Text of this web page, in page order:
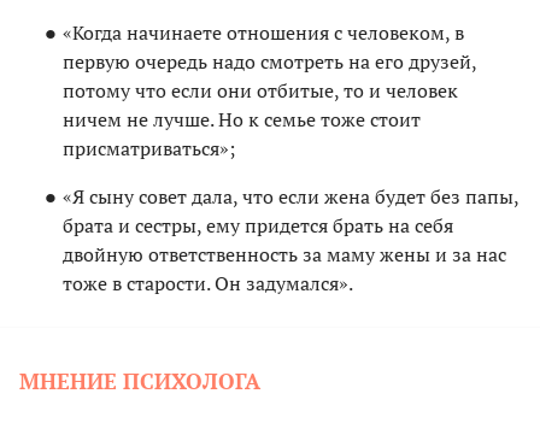
«Когда начинаете отношения с человеком, в
первую очередь надо смотреть на его друзей,
потому что если они отбитые, то и человек
ничем не лучше. Но к семье тоже стоит
присматриваться»;
«Я сыну совет дала, что если жена будет без папы,
брата и сестры, ему придется брать на себя
двойную ответственность за маму жены и за нас
тоже в старости. Он задумался».
МНЕНИЕ ПСИХОЛОГА